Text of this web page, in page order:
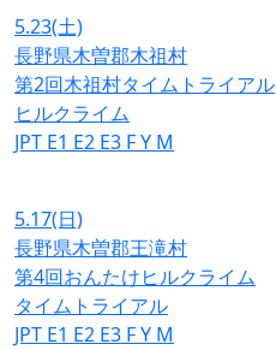
5.23(土)
長野県木曽郡木祖村
第2回木祖村タイムトライアル
ヒルクライム
JPT E1 E2 E3 FY M
5.17(日)
長野県木曽郡王滝村
第4回おんたけヒルクライム
タイムトライアル
JPT E1 E2 E3 FY M